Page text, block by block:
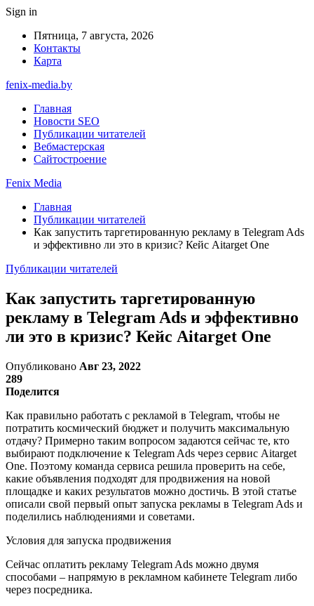
Sign in
Пятница, 7 августа, 2026
Контакты
Карта
fenix-media.by
Главная
Новости SEO
Публикации читателей
Вебмастерская
Сайтостроение
Fenix Media
Главная
Публикации читателей
Как запустить таргетированную рекламу в Telegram Ads
и эффективно ли это в кризис? Кейс Aitarget One
Публикации читателей
Как запустить таргетированную
рекламу в Telegram Ads и эффективно
ли это в кризис? Кейс Aitarget One
Опубликовано Авг 23, 2022
289
Поделится
Как правильно работать с рекламой в Telegram, чтобы не
потратить космический бюджет и получить максимальную
отдачу? Примерно таким вопросом задаются сейчас те, кто
выбирают подключение к Telegram Ads через сервис Aitarget
One. Поэтому команда сервиса решила проверить на себе,
какие объявления подходят для продвижения на новой
площадке и каких результатов можно достичь. В этой статье
описали свой первый опыт запуска рекламы в Telegram Ads и
поделились наблюдениями и советами.
Условия для запуска продвижения
Сейчас оплатить рекламу Telegram Ads можно двумя
способами – напрямую в рекламном кабинете Telegram либо
через посредника.